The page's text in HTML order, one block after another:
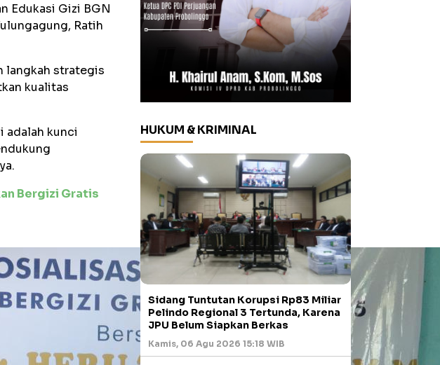
Edukasi Gizi BGN
Ratih
langkah strategis
kualitas
adalah kunci
Bergizi Gratis
HUKUM & KRIMINAL
Sidang Tuntutan Korupsi Rp83 Miliar
Pelindo Regional 3 Tertunda, Karena
JPU Belum Siapkan Berkas
Kamis, 06 Agu 2026 15:18 WIB